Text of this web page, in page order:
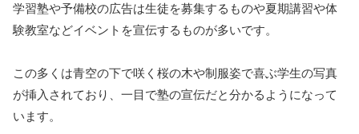
学習塾や予備校の広告は生徒を募集するものや夏期講習や体
験教室などイベントを宣伝するものが多いです。
この多くは青空の下で咲く桜の木や制服姿で喜ぶ学生の写真
が挿入されており、一目で塾の宣伝だと分かるようになって
います。